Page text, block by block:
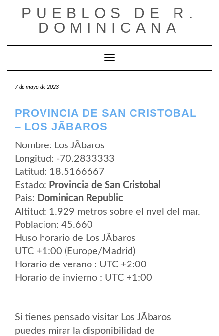
PUEBLOS DE R.
DOMINICANA
Cambiar modo de navegación
7 de mayo de 2023
PROVINCIA DE SAN CRISTOBAL
– LOS JÃ­BAROS
Nombre: Los JÃ­baros
Longitud: -70.2833333
Latitud: 18.5166667
Estado: Provincia de San Cristobal
Pais: Dominican Republic
Altitud: 1.929 metros sobre el nvel del mar.
Poblacion: 45.660
Huso horario de Los JÃ­baros
UTC +1:00 (Europe/Madrid)
Horario de verano : UTC +2:00
Horario de invierno : UTC +1:00
Si tienes pensado visitar Los JÃ­baros
puedes mirar la disponibilidad de